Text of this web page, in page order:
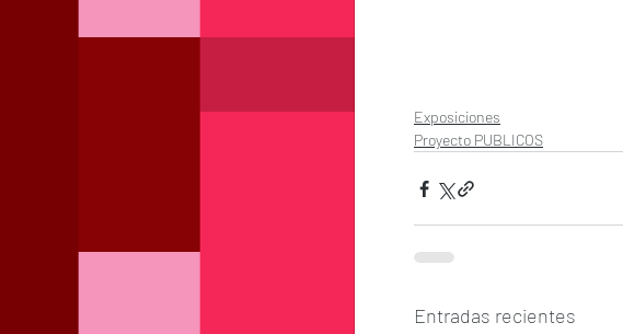
Exposiciones
Proyecto PUBLICOS
Entradas recientes